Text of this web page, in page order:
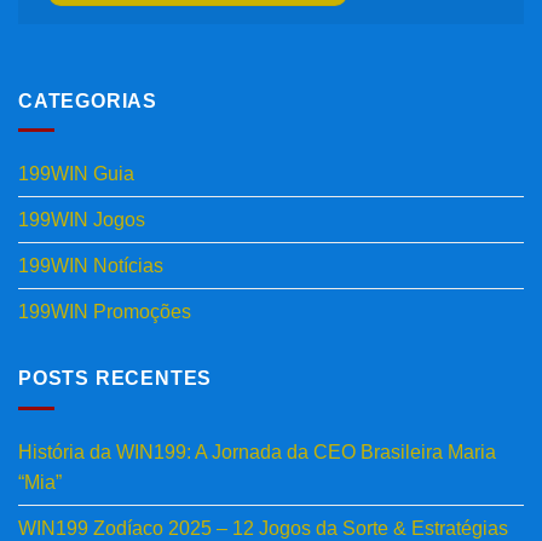
CATEGORIAS
199WIN Guia
199WIN Jogos
199WIN Notícias
199WIN Promoções
POSTS RECENTES
História da WIN199: A Jornada da CEO Brasileira Maria
“Mia”
WIN199 Zodíaco 2025 – 12 Jogos da Sorte & Estratégias